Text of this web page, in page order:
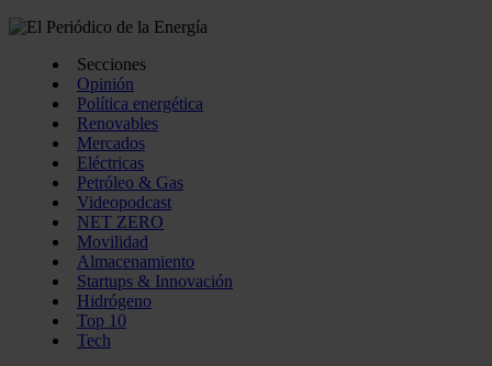
Secciones
Opinión
Política energética
Renovables
Mercados
Eléctricas
Petróleo & Gas
Videopodcast
NET ZERO
Movilidad
Almacenamiento
Startups & Innovación
Hidrógeno
Top 10
Tech